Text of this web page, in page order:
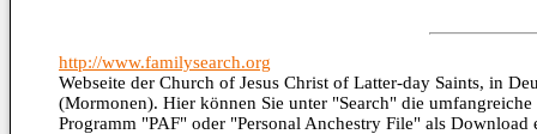
http://www.familysearch.org
Webseite der Church of Jesus Christ of Latter-day Saints, in
(Mormonen). Hier können Sie unter "Search" die
Programm "PAF" oder "Personal Anchestry File" als